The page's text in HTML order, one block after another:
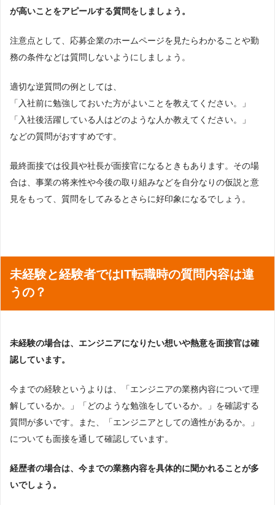
が高いことをアピールする質問をしましょう。
注意点として、応募企業のホームページを見たらわかることや勤
務の条件などは質問しないようにしましょう。
適切な逆質問の例としては、
「入社前に勉強しておいた方がよいことを教えてください。」
「入社後活躍している人はどのような人か教えてください。」
などの質問がおすすめです。
最終面接では役員や社長が面接官になるときもあります。その場
合は、事業の将来性や今後の取り組みなどを自分なりの仮説と意
見をもって、質問をしてみるとさらに好印象になるでしょう。
未経験と経験者ではIT転職時の質問内容は違
うの？
未経験の場合は、エンジニアになりたい想いや熱意を面接官は確
認しています。
今までの経験というよりは、「エンジニアの業務内容について理
解しているか。」「どのような勉強をしているか。」を確認する
質問が多いです。また、「エンジニアとしての適性があるか。」
についても面接を通して確認しています。
経歴者の場合は、今までの業務内容を具体的に聞かれることが多
いでしょう。